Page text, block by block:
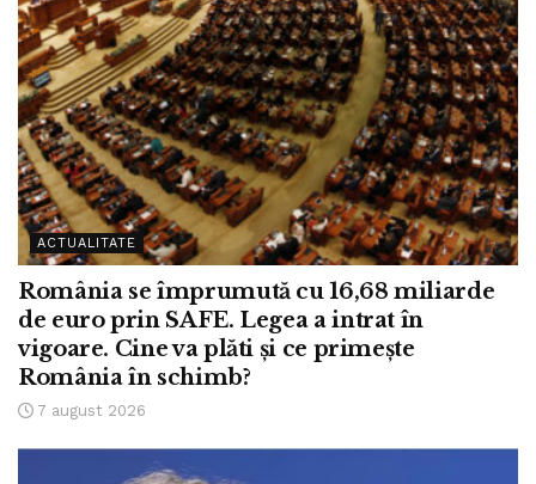
ACTUALITATE
România se împrumută cu 16,68 miliarde
de euro prin SAFE. Legea a intrat în
vigoare. Cine va plăti și ce primește
România în schimb?
7 august 2026